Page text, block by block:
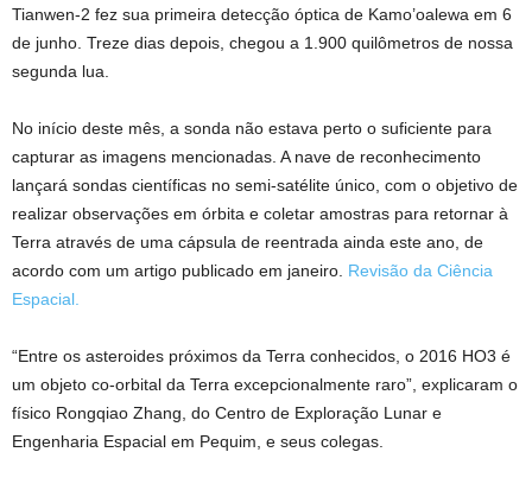
Tianwen-2 fez sua primeira detecção óptica de Kamo’oalewa em 6
de junho. Treze dias depois, chegou a 1.900 quilômetros de nossa
segunda lua.
No início deste mês, a sonda não estava perto o suficiente para
capturar as imagens mencionadas. A nave de reconhecimento
lançará sondas científicas no semi-satélite único, com o objetivo de
realizar observações em órbita e coletar amostras para retornar à
Terra através de uma cápsula de reentrada ainda este ano, de
acordo com um artigo publicado em janeiro. Revisão da Ciência
Espacial.
“Entre os asteroides próximos da Terra conhecidos, o 2016 HO3 é
um objeto co-orbital da Terra excepcionalmente raro”, explicaram o
físico Rongqiao Zhang, do Centro de Exploração Lunar e
Engenharia Espacial em Pequim, e seus colegas.